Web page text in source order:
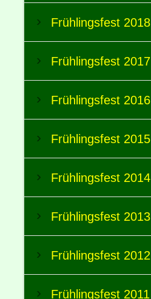
Frühlingsfest 2018
Frühlingsfest 2017
Frühlingsfest 2016
Frühlingsfest 2015
Frühlingsfest 2014
Frühlingsfest 2013
Frühlingsfest 2012
Frühlingsfest 2011